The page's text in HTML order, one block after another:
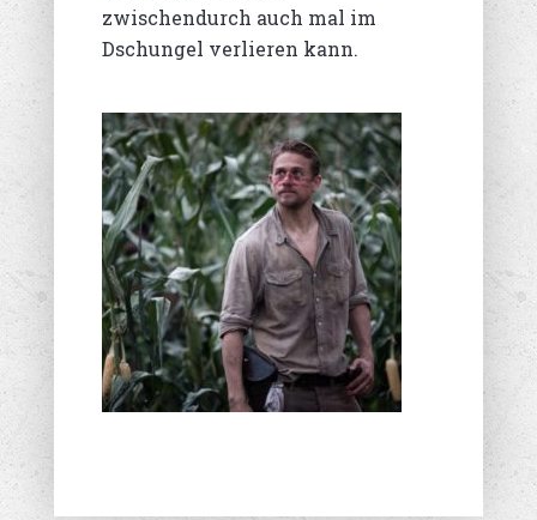
zwischendurch auch mal im
Dschungel verlieren kann.